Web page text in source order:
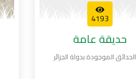
4193
حديقة عامة
الموجودة بدولة الجزائر